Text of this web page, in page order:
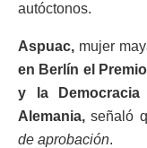
autóctonos.
Aspuac, mujer
en Berlín el
y la
Alemania, señaló
de aprobación.